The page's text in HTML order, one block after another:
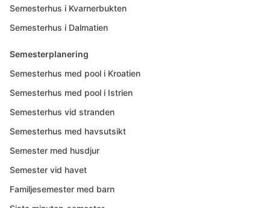
Semesterhus i Kvarnerbukten
Semesterhus i Dalmatien
Semesterplanering
Semesterhus med pool i Kroatien
Semesterhus med pool i Istrien
Semesterhus vid stranden
Semesterhus med havsutsikt
Semester med husdjur
Semester vid havet
Familjesemester med barn